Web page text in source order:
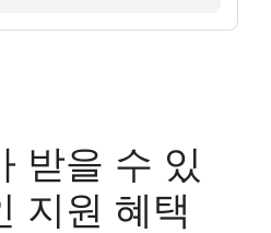
받을 수 있
지원 혜택